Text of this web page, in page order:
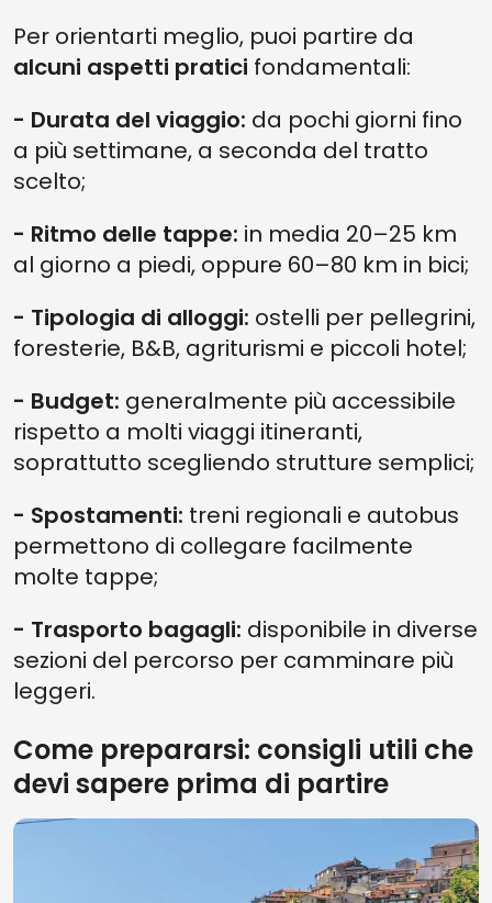
Per orientarti meglio, puoi partire da
alcuni aspetti pratici fondamentali:
- Durata del viaggio: da pochi giorni fino
a più settimane, a seconda del tratto
scelto;
- Ritmo delle tappe: in media 20–25 km
al giorno a piedi, oppure 60–80 km in bici;
- Tipologia di alloggi: ostelli per pellegrini,
foresterie, B&B, agriturismi e piccoli hotel;
- Budget: generalmente più accessibile
rispetto a molti viaggi itineranti,
soprattutto scegliendo strutture semplici;
- Spostamenti: treni regionali e autobus
permettono di collegare facilmente
molte tappe;
- Trasporto bagagli: disponibile in diverse
sezioni del percorso per camminare più
leggeri.
Come prepararsi: consigli utili che
devi sapere prima di partire